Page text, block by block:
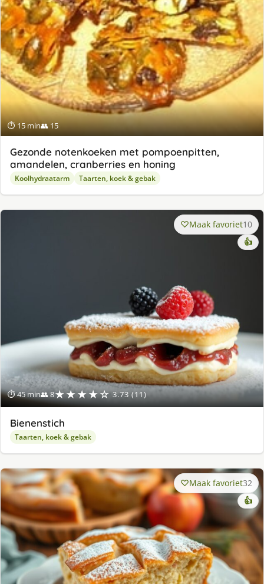
⏱ 15 min👥 15
Gezonde notenkoeken met pompoenpitten,
amandelen, cranberries en honing
Koolhydraatarm Taarten, koek & gebak
⏱ 45 min👥 8★★★★☆ 3.73 (11)
Maak favoriet10
👍
Bienenstich
Taarten, koek & gebak
Maak favoriet32
👍